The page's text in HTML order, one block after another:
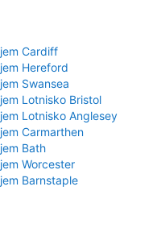
Cardiff
Hereford
Swansea
Lotnisko Bristol
Lotnisko Anglesey
Carmarthen
Bath
Worcester
Barnstaple